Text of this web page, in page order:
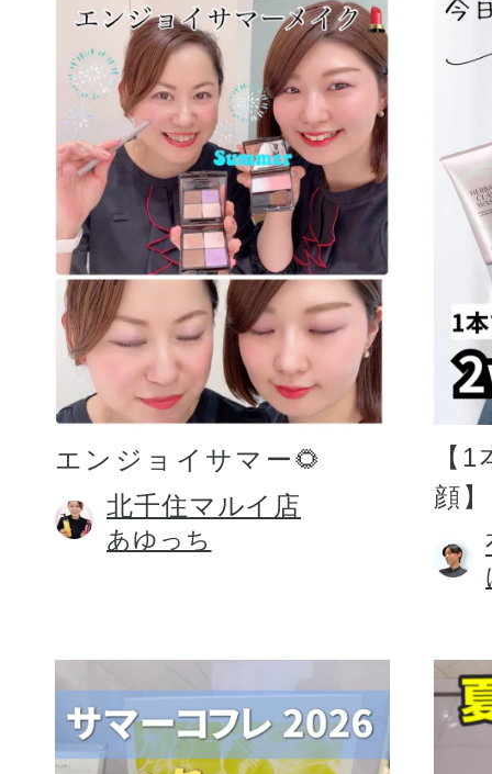
エンジョイサマー🌻
北千住マルイ店
あゆっち
【
顔】